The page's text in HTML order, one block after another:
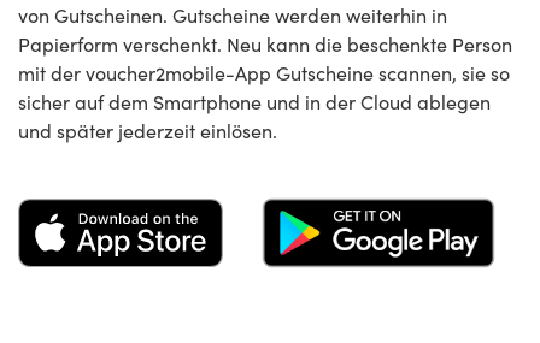
von Gutscheinen. Gutscheine werden weiterhin in
Papierform verschenkt. Neu kann die beschenkte Person
mit der voucher2mobile-App Gutscheine scannen, sie so
sicher auf dem Smartphone und in der Cloud ablegen
und später jederzeit einlösen.